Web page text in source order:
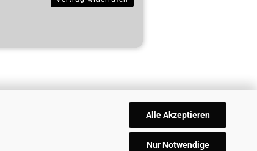
Alle Akzeptieren
Nur Notwendige